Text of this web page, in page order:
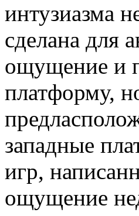
интузиазма
сделана для
ощущение и
платформу,
западные
игр,
ощущение